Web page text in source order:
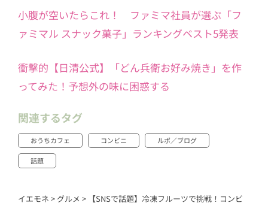
小腹が空いたらこれ！ ファミマ社員が選ぶ「フ
ァミマル スナック菓子」ランキングベスト5発表
衝撃的【日清公式】「どん兵衛お好み焼き」を作
ってみた！予想外の味に困惑する
関連するタグ
おうちカフェ コンビニ ルポ／ブログ
話題
イエモネ > グルメ > 【SNSで話題】冷凍フルーツで挑戦！コンビ